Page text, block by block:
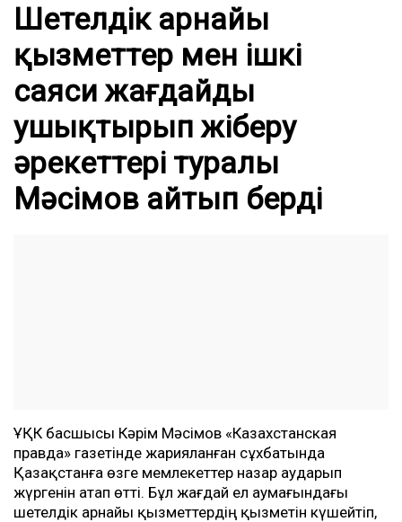
Шетелдік арнайы
қызметтер мен ішкі
саяси жағдайды
ушықтырып жіберу
әрекеттері туралы
Мәсімов айтып берді
ҰҚК басшысы Кәрім Мәсімов «Казахстанская
правда» газетінде жарияланған сұхбатында
Қазақстанға өзге мемлекеттер назар аударып
жүргенін атап өтті. Бұл жағдай ел аумағындағы
шетелдік арнайы қызметтердің қызметін күшейтіп,